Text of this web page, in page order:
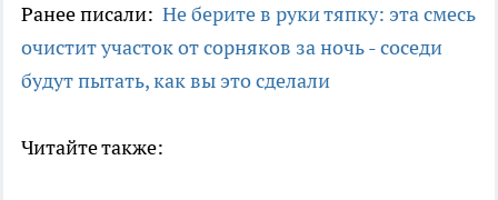
Ранее писали: Не берите в руки тяпку: эта смесь
очистит участок от сорняков за ночь - соседи
будут пытать, как вы это сделали
Читайте также: